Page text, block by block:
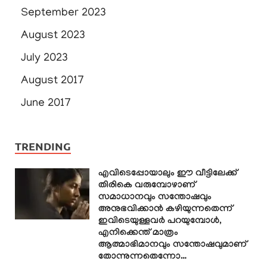
September 2023
August 2023
July 2023
August 2017
June 2017
TRENDING
എവിടെപ്പോയാലും ഈ വീട്ടിലേക്ക്
തിരികെ വരുമ്പോഴാണ്
സമാധാനവും സന്തോഷവും
അനുഭവിക്കാൻ കഴിയുന്നതെന്ന്
ഇവിടെയുള്ളവർ പറയുമ്പോൾ,
എനിക്കെന്ത് മാത്രം
ആത്മാഭിമാനവും സന്തോഷവുമാണ്
തോന്നുന്നതെന്നോ…